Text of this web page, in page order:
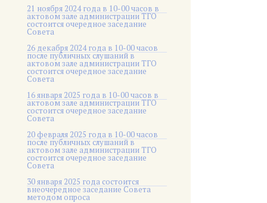
21 ноября 2024 года в 10-00 часов в
актовом зале администрации ТГО
состоится очередное заседание
Совета
26 декабря 2024 года в 10-00 часов
после публичных слушаний в
актовом зале администрации ТГО
состоится очередное заседание
Совета
16 января 2025 года в 10-00 часов в
актовом зале администрации ТГО
состоится очередное заседание
Совета
20 февраля 2025 года в 10-00 часов
после публичных слушаний в
актовом зале администрации ТГО
состоится очередное заседание
Совета
30 января 2025 года состоится
внеочередное заседание Совета
методом опроса